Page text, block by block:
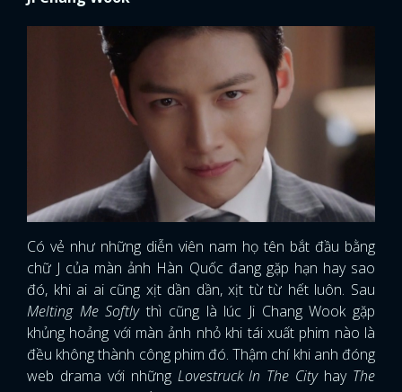
Có vẻ như những diễn viên nam họ tên bắt đầu bằng
chữ J của màn ảnh Hàn Quốc đang gặp hạn hay sao
đó, khi ai ai cũng xịt dần dần, xịt từ từ hết luôn. Sau
Melting Me Softlythì cũng là lúc Ji Chang Wook gặp
khủng hoảng với màn ảnh nhỏ khi tái xuất phim nào là
đều không thành công phim đó. Thậm chí khi anh đóng
web drama với những Lovestruck In The Cityhay The